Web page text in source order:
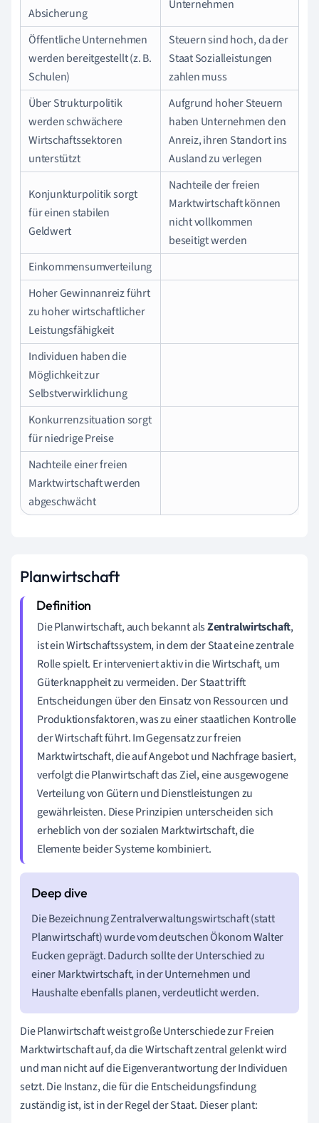
Absicherung
Unternehmen
Öffentliche Unternehmen
werden bereitgestellt (z. B.
Schulen)
Steuern sind hoch, da der
Staat Sozialleistungen
zahlen muss
Über Strukturpolitik
werden schwächere
Wirtschaftssektoren
unterstützt
Aufgrund hoher Steuern
haben Unternehmen den
Anreiz, ihren Standort ins
Ausland zu verlegen
Konjunkturpolitik sorgt
für einen stabilen
Geldwert
Nachteile der freien
Marktwirtschaft können
nicht vollkommen
beseitigt werden
Einkommensumverteilung
Hoher Gewinnanreiz führt
zu hoher wirtschaftlicher
Leistungsfähigkeit
Individuen haben die
Möglichkeit zur
Selbstverwirklichung
Konkurrenzsituation sorgt
für niedrige Preise
Nachteile einer freien
Marktwirtschaft werden
abgeschwächt
Planwirtschaft
Die Planwirtschaft, auch bekannt alsZentralwirtschaft,
ist ein Wirtschaftssystem, in dem der Staat eine zentrale
Rolle spielt. Er interveniert aktiv in die Wirtschaft, um
Güterknappheit zu vermeiden. Der Staat trifft
Entscheidungen über den Einsatz von Ressourcen und
Produktionsfaktoren, was zu einer staatlichen Kontrolle
der Wirtschaft führt. Im Gegensatz zur freien
Marktwirtschaft, die auf Angebot und Nachfrage basiert,
verfolgt die Planwirtschaft das Ziel, eine ausgewogene
Verteilung von Gütern und Dienstleistungen zu
gewährleisten. Diese Prinzipien unterscheiden sich
erheblich von der sozialen Marktwirtschaft, die
Elemente beider Systeme kombiniert.
Die Bezeichnung Zentralverwaltungswirtschaft (statt
Planwirtschaft) wurde vom deutschen Ökonom Walter
Eucken geprägt. Dadurch sollte der Unterschied zu
einer Marktwirtschaft, in der Unternehmen und
Haushalte ebenfalls planen, verdeutlicht werden.
Die Planwirtschaft weist große Unterschiede zur Freien
Marktwirtschaft auf, da die Wirtschaft zentral gelenkt wird
und man nicht auf die Eigenverantwortung der Individuen
setzt. Die Instanz, die für die Entscheidungsfindung
zuständig ist, ist in der Regel der Staat. Dieser plant: